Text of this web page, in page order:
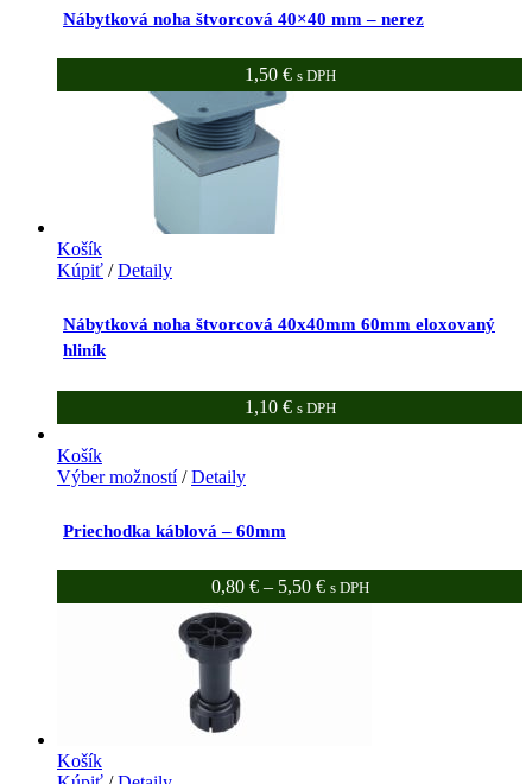
Nábytková noha štvorcová 40×40 mm – nerez
1,50 € s DPH
Košík
Kúpiť /Detaily
Nábytková noha štvorcová 40x40mm 60mm eloxovaný
hliník
1,10 € s DPH
Košík
Výber možností /Detaily
Priechodka káblová – 60mm
0,80 €– 5,50 € s DPH
Košík